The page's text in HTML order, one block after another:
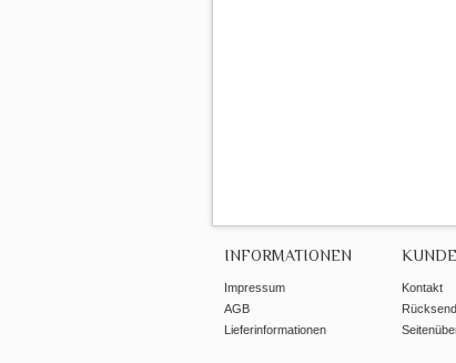
INFORMATIONEN
Impressum
AGB
Lieferinformationen
Kontakt